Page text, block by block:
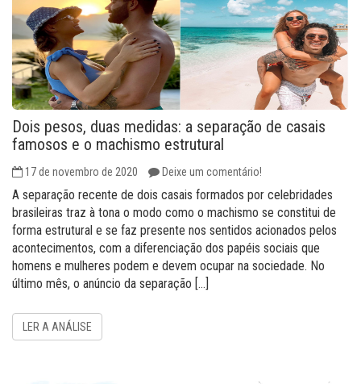
Dois pesos, duas medidas: a separação de casais
famosos e o machismo estrutural
17 de novembro de 2020 Deixe um comentário!
A separação recente de dois casais formados por celebridades
brasileiras traz à tona o modo como o machismo se constitui de
forma estrutural e se faz presente nos sentidos acionados pelos
acontecimentos, com a diferenciação dos papéis sociais que
homens e mulheres podem e devem ocupar na sociedade. No
último mês, o anúncio da separação […]
LER A ANÁLISE